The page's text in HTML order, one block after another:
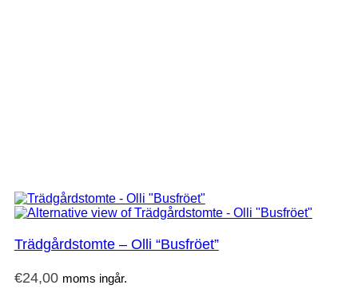
Trädgårdstomte – Olli “Busfröet”
€24,00 moms ingår.